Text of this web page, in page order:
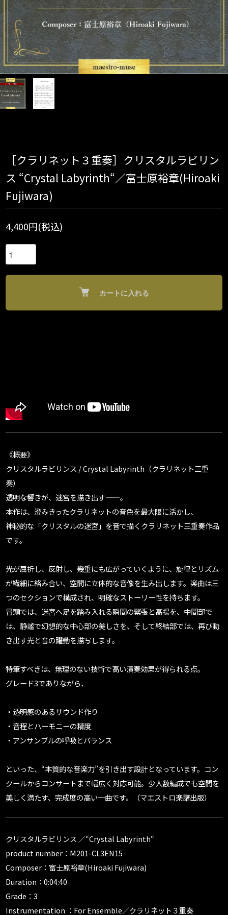
［クラリネット３重奏］クリスタルラビリン
ス “Crystal Labyrinth“／富士原裕章(Hiroaki
Fujiwara)
4,400円(税込)
カートに入れる
《概要》
クリスタルラビリンス / Crystal Labyrinth（クラリネット三重
奏）
透明な響きが、迷宮を描き出す——。
本作は、澄みきったクラリネットの音色を最大限に活かし、
神秘的な「クリスタルの迷宮」を音で描くクラリネット三重奏作品
です。
光が屈折し、反射し、幾重にも広がっていくように、旋律とリズム
が繊細に絡み合い、空間に立体的な音像を生み出します。楽曲は三
つのセクションで構成され、明確なストーリー性を持ちます。
冒頭では、迷宮へ足を踏み入れる瞬間の緊張と高揚を、中間部で
は、静謐で幻想的な中心部の美しさを、そして終結部では、再び動
き出す光と音の躍動を描写します。
特筆すべきは、無理のない技術で高い演奏効果が得られる点。
グレード3でありながら、
・透明感のあるサウンド作り
・音程とハーモニーの精度
・アンサンブルの呼吸とバランス
といった、“本質的な音楽力”を引き出す設計となっています。コン
クールからコンサートまで幅広く対応可能。少人数編成でも空間を
美しく満たす、完成度の高い一曲です。（マエストロ楽譜出版）
クリスタルラビリンス ／“Crystal Labyrinth“
product number：M201-CL3EN15
Composer：富士原裕章(Hiroaki Fujiwara)
Duration：0:04:40
Grade：3
Instrumentation ：For Ensemble／クラリネット３重奏